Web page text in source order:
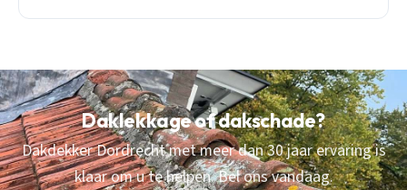
Daklekkage of dakschade?
Dakdekker Dordrecht met meer dan 30 jaar ervaring is
klaar om u te helpen. Bel ons vandaag.